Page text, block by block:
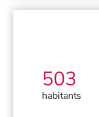
503
habitants